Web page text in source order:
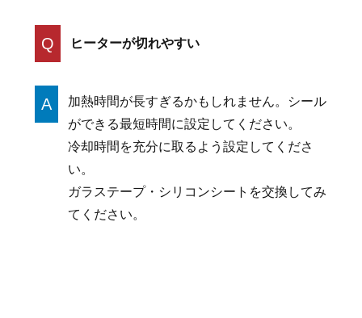
Q ヒーターが切れやすい
A
加熱時間が長すぎるかもしれません。シール
ができる最短時間に設定してください。
冷却時間を充分に取るよう設定してくださ
い。
ガラステープ・シリコンシートを交換してみ
てください。